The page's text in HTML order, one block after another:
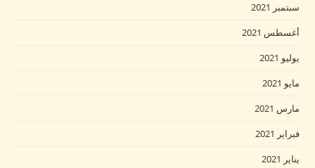
سبتمبر 2021
أغسطس 2021
يوليو 2021
مايو 2021
مارس 2021
فبراير 2021
يناير 2021